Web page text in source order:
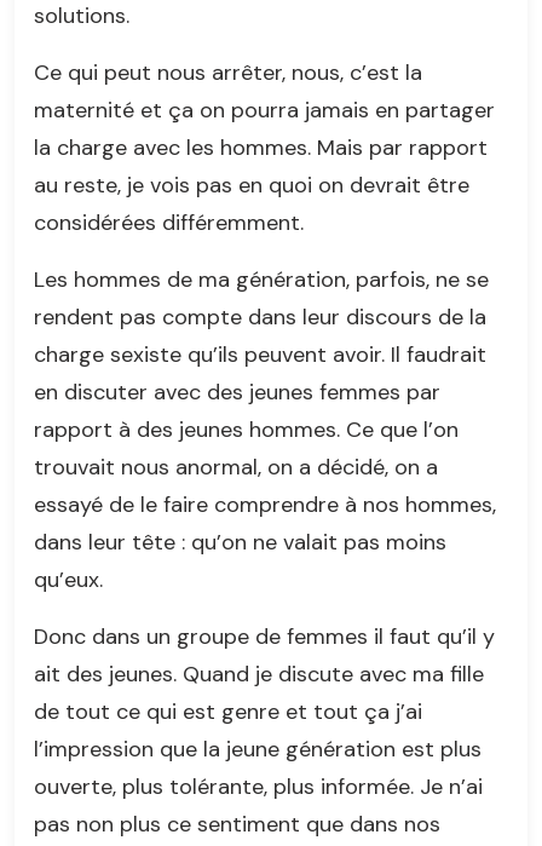
solutions.
Ce qui peut nous arrêter, nous, c’est la
maternité et ça on pourra jamais en partager
la charge avec les hommes. Mais par rapport
au reste, je vois pas en quoi on devrait être
considérées différemment.
Les hommes de ma génération, parfois, ne se
rendent pas compte dans leur discours de la
charge sexiste qu’ils peuvent avoir. Il faudrait
en discuter avec des jeunes femmes par
rapport à des jeunes hommes. Ce que l’on
trouvait nous anormal, on a décidé, on a
essayé de le faire comprendre à nos hommes,
dans leur tête : qu’on ne valait pas moins
qu’eux.
Donc dans un groupe de femmes il faut qu’il y
ait des jeunes. Quand je discute avec ma fille
de tout ce qui est genre et tout ça j’ai
l’impression que la jeune génération est plus
ouverte, plus tolérante, plus informée. Je n’ai
pas non plus ce sentiment que dans nos